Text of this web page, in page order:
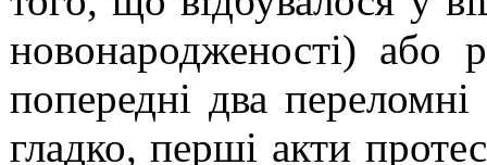
новонародженості)
попередні два
гладко, перші акти